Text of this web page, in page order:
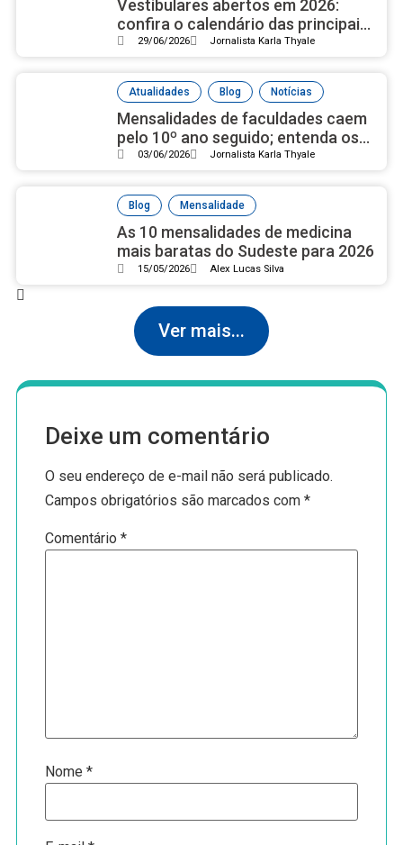
Vestibulares abertos em 2026:
confira o calendário das principais
universidades públicas
29/06/2026 Jornalista Karla Thyale
Atualidades , Blog , Notícias
Mensalidades de faculdades caem
pelo 10º ano seguido; entenda os
motivos
03/06/2026 Jornalista Karla Thyale
Blog , Mensalidade
As 10 mensalidades de medicina
mais baratas do Sudeste para 2026
15/05/2026 Alex Lucas Silva
Ver mais...
Deixe um comentário
O seu endereço de e-mail não será publicado.
Campos obrigatórios são marcados com*
Comentário*
Nome*